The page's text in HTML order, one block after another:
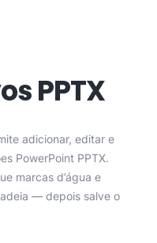
PPTX
adicionar, editar e
PowerPoint PPTX.
marcas d’água e
— depois salve o